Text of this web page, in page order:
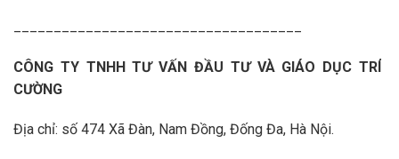
CÔNG TY TNHH TƯ VẤN ĐẦU TƯ VÀ GIÁO DỤC TRÍ
CƯỜNG
Địa chỉ: số 474 Xã Đàn, Nam Đồng, Đống Đa, Hà Nội.